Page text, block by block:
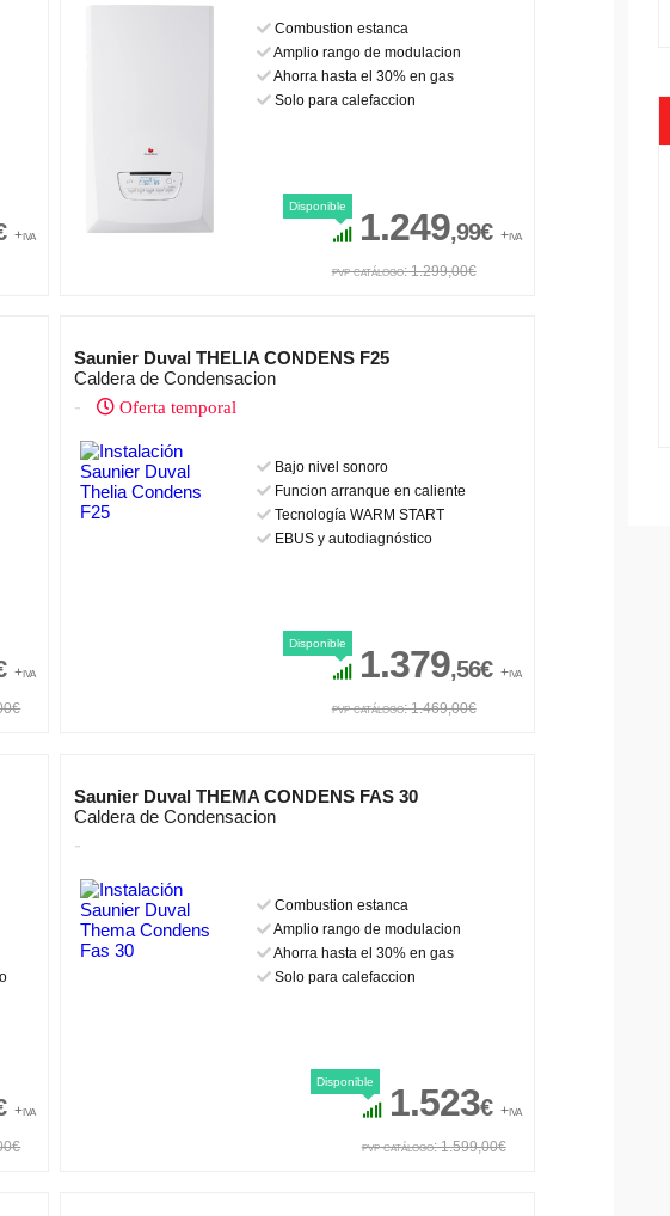
+iva
Combustion estanca
Amplio rango de modulacion
Ahorra hasta el 30% en gas
Solo para calefaccion
Disponible 1.249,99€ +iva
pvp catálogo: 1.299,00€
+iva
Saunier Duval THELIA CONDENS F25
Caldera de Condensacion
- Oferta temporal
Bajo nivel sonoro
Funcion arranque en caliente
Tecnología WARM START
EBUS y autodiagnóstico
Disponible 1.379,56€ +iva
pvp catálogo: 1.469,00€
+iva
Saunier Duval THEMA CONDENS FAS 30
Caldera de Condensacion
-
Combustion estanca
Amplio rango de modulacion
Ahorra hasta el 30% en gas
Solo para calefaccion
Disponible 1.523€ +iva
pvp catálogo: 1.599,00€